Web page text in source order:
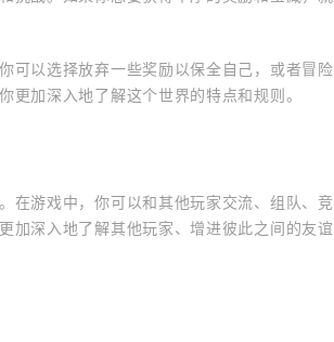
可以选择放弃一些奖励以保全自己，或者冒险
更加深入地了解这个世界的特点和规则。
在游戏中，你可以和其他玩家交流、组队、竞
加深入地了解其他玩家、增进彼此之间的友谊